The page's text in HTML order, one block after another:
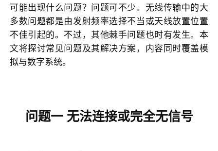
可能出现什么问题？问题可不少。无线传输中的大
多数问题都是由发射频率选择不当或天线放置位置
不佳引起的。不过，其他棘手问题也时有发生。本
文将探讨常见问题及其解决方案，内容同时覆盖模
拟与数字系统。
问题一 无法连接或完全无信号